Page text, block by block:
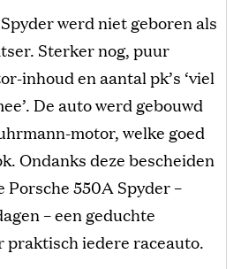
werd niet geboren als
Sterker nog, puur
inhoud en aantal pk’s ‘viel
De auto werd gebouwd
motor, welke goed
Ondanks deze bescheiden
Porsche 550A Spyder –
– een geduchte
praktisch iedere raceauto.